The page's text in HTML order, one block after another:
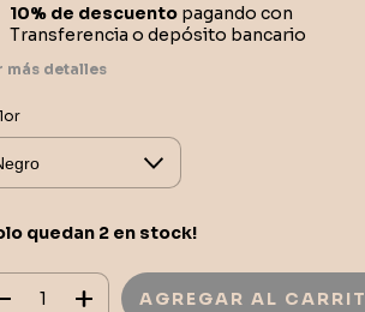
10% de descuentopagando con
Transferencia o depósito bancario
más detalles
quedan 2 en stock!